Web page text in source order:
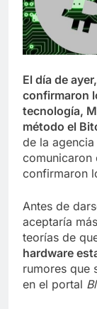
El día de
confirmaron
tecnología,
método el
de la agencia
comunicaron
confirmaron
Antes de
aceptaría
teorías de
hardware
rumores que
en el portal